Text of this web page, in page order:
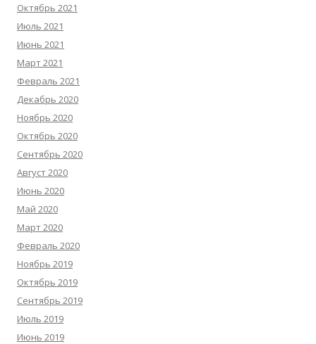
Октябрь 2021
Июль 2021
Июнь 2021
Март 2021
Февраль 2021
Декабрь 2020
Ноябрь 2020
Октябрь 2020
Сентябрь 2020
Август 2020
Июнь 2020
Май 2020
Март 2020
Февраль 2020
Ноябрь 2019
Октябрь 2019
Сентябрь 2019
Июль 2019
Июнь 2019